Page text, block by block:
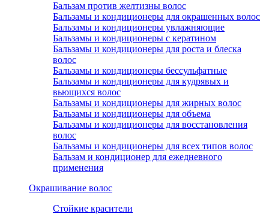
Бальзам против желтизны волос
Бальзамы и кондиционеры для окрашенных волос
Бальзамы и кондиционеры увлажняющие
Бальзамы и кондиционеры с кератином
Бальзамы и кондиционеры для роста и блеска
волос
Бальзамы и кондиционеры бессульфатные
Бальзамы и кондиционеры для кудрявых и
вьющихся волос
Бальзамы и кондиционеры для жирных волос
Бальзамы и кондиционеры для объема
Бальзамы и кондиционеры для восстановления
волос
Бальзамы и кондиционеры для всех типов волос
Бальзам и кондиционер для ежедневного
применения
Окрашивание волос
Стойкие красители